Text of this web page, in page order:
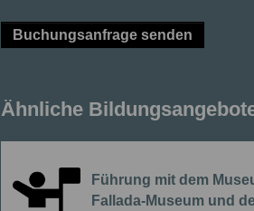
Buchungsanfrage senden
Ähnliche
Führung mit dem
Fallada-Museum und